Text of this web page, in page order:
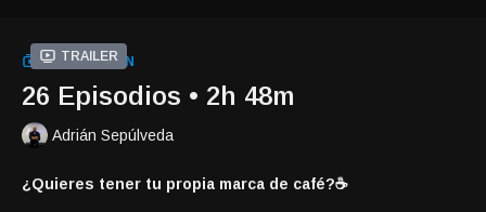
Trailer
COLECCIÓN
26 Episodios • 2h 48m
Adrián Sepúlveda
¿Quieres tener tu propia marca de café?☕️